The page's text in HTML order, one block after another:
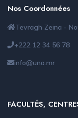
Nos Coordonnées
Tevragh Zeina -
+222 12 34 56 78
info@una.mr
FACULTÉS,